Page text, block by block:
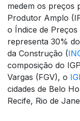
medem os preços
Produtor Amplo
o Índice de
representa 30%
da Construção (
composição do
Vargas (FGV), o
cidades de Belo
Recife, Rio de